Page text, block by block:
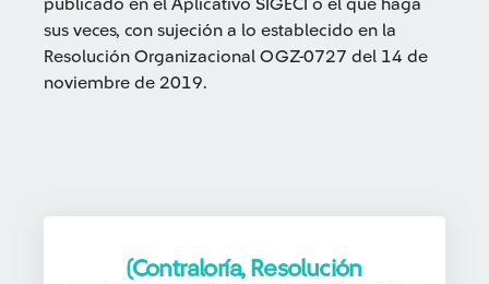
publicado en el Aplicativo SIGECI o el que haga
sus veces, con sujeción a lo establecido en la
Resolución Organizacional OGZ-0727 del 14 de
noviembre de 2019.
(Contraloría, Resolución